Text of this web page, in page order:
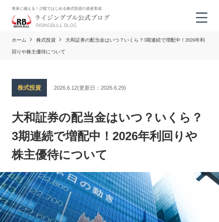
将来に備える！少額ではじめる株式投資の資産形成
ホーム 株式投資 大和証券の配当金はいつ？いくら？3期連続で増配中！2026年利
回りや株主優待について
株式投資 2026.6.12(更新日： 2026.6.29)
大和証券の配当金はいつ？いくら？
3期連続で増配中！2026年利回りや
株主優待について